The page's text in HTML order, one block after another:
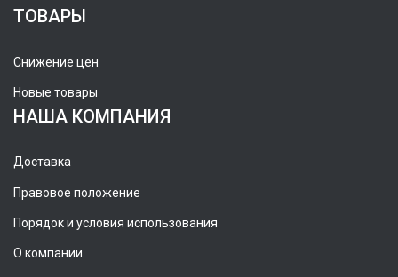
ТОВАРЫ
Снижение цен
Новые товары
НАША КОМПАНИЯ
Доставка
Правовое положение
Порядок и условия использования
О компании